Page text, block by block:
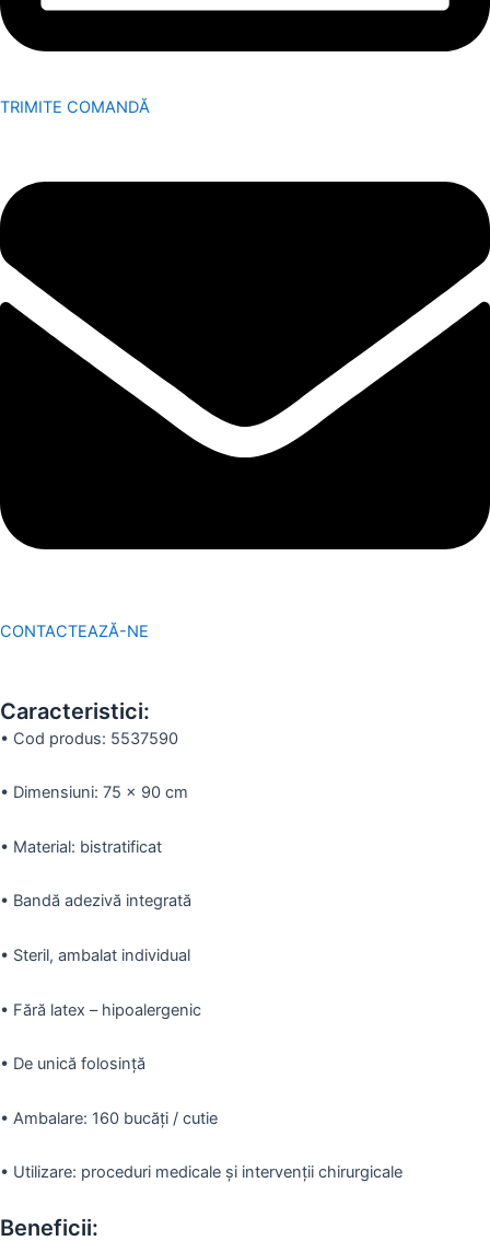
TRIMITE COMANDĂ
CONTACTEAZĂ-NE
Caracteristici:
• Cod produs: 5537590
• Dimensiuni: 75 x 90 cm
• Material: bistratificat
• Bandă adezivă integrată
• Steril, ambalat individual
• Fără latex – hipoalergenic
• De unică folosință
• Ambalare: 160 bucăți / cutie
• Utilizare: proceduri medicale și intervenții chirurgicale
Beneficii: